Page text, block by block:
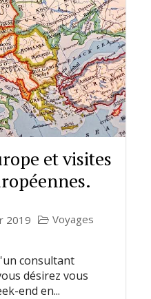
et visites
2019
Voyages
consultant
désirez vous
end en...